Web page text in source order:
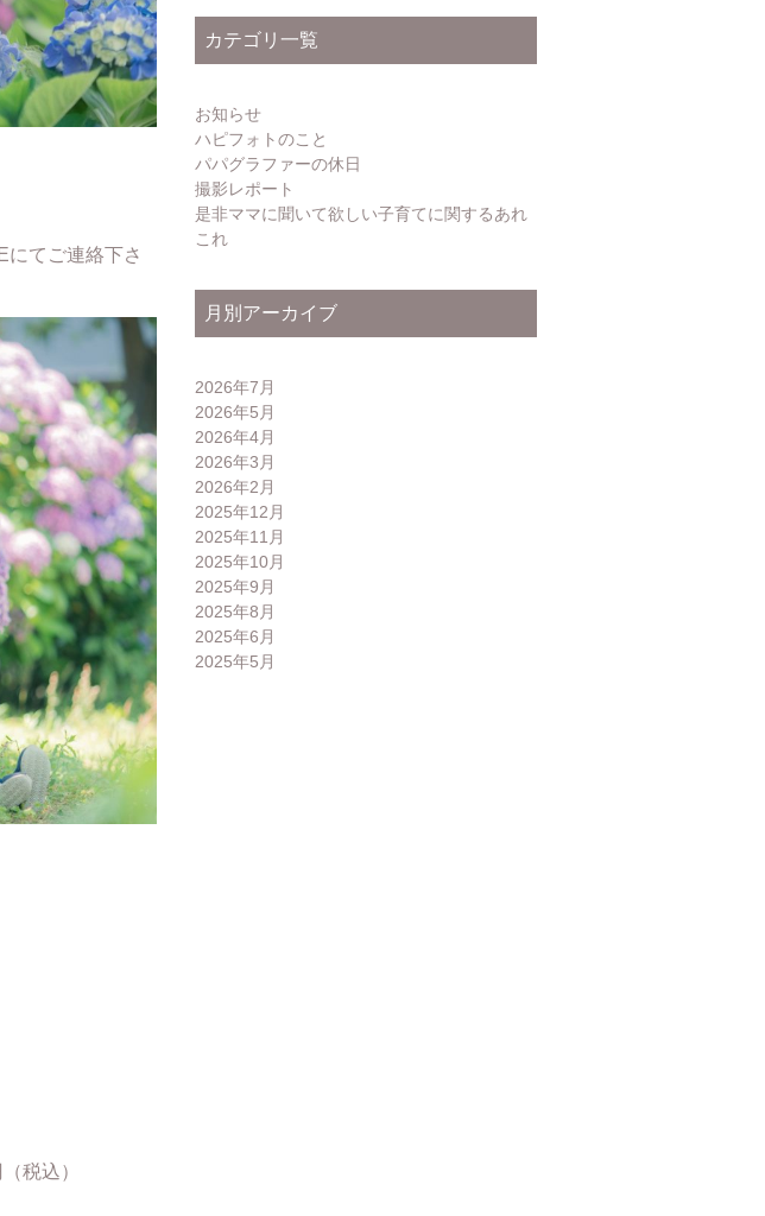
にてご連絡下さ
税込）
カテゴリ一覧
お知らせ
ハピフォトのこと
パパグラファーの休日
撮影レポート
是非ママに聞いて欲しい子育てに関するあれ
これ
月別アーカイブ
2026年7月
2026年5月
2026年4月
2026年3月
2026年2月
2025年12月
2025年11月
2025年10月
2025年9月
2025年8月
2025年6月
2025年5月